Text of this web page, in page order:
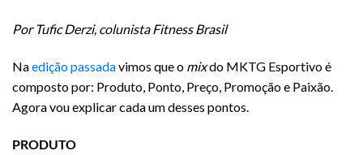
Por Tufic Derzi, colunista Fitness Brasil
Naedição passadavimos que o mixdo MKTG Esportivo é
composto por: Produto, Ponto, Preço, Promoção e Paixão.
Agora vou explicar cada um desses pontos.
PRODUTO